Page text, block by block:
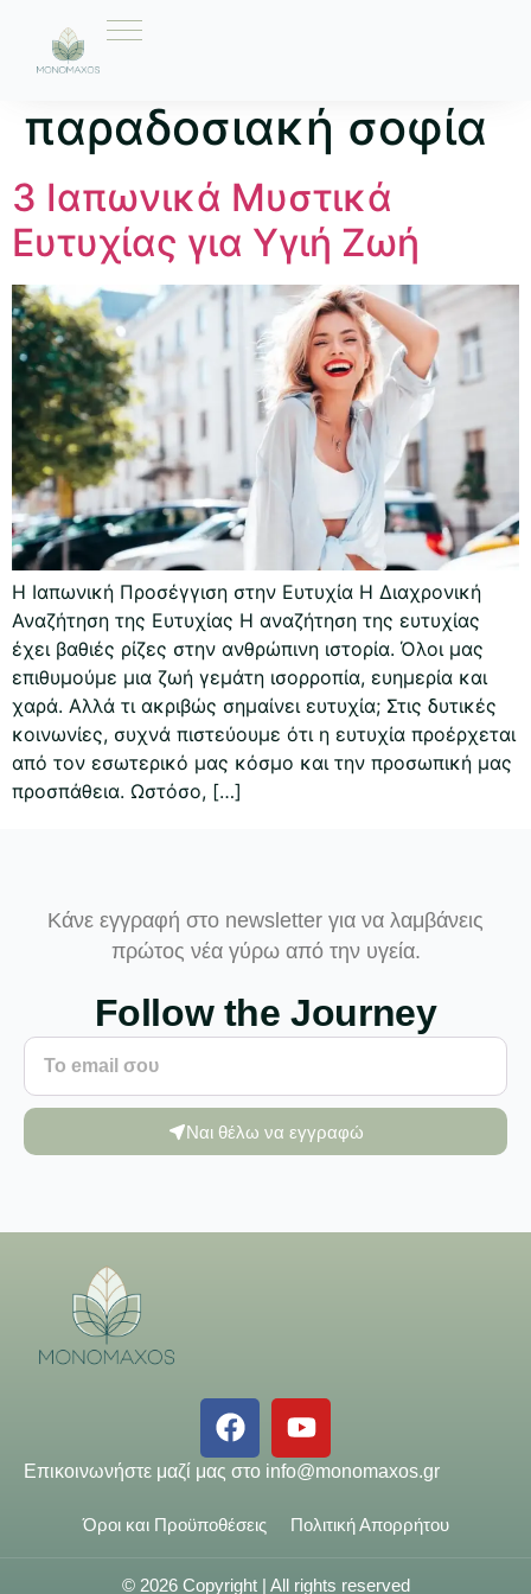
Ετικέτα:
παραδοσιακή σοφία
3 Ιαπωνικά Μυστικά
Ευτυχίας για Υγιή Ζωή
Η Ιαπωνική Προσέγγιση στην Ευτυχία Η Διαχρονική
Αναζήτηση της Ευτυχίας Η αναζήτηση της ευτυχίας
έχει βαθιές ρίζες στην ανθρώπινη ιστορία. Όλοι μας
επιθυμούμε μια ζωή γεμάτη ισορροπία, ευημερία και
χαρά. Αλλά τι ακριβώς σημαίνει ευτυχία; Στις δυτικές
κοινωνίες, συχνά πιστεύουμε ότι η ευτυχία προέρχεται
από τον εσωτερικό μας κόσμο και την προσωπική μας
προσπάθεια. Ωστόσο, […]
Κάνε εγγραφή στο newsletter για να λαμβάνεις
πρώτος νέα γύρω από την υγεία.
Follow the Journey
Ναι θέλω να εγγραφώ
Επικοινωνήστε μαζί μας στο info@monomaxos.gr
Όροι και Προϋποθέσεις Πολιτική Απορρήτου
© 2026 Copyright | All rights reserved